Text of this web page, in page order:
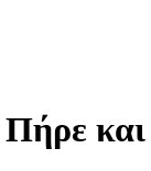
και